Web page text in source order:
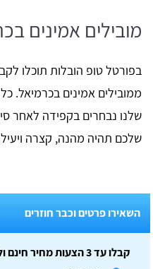
מובילים אמינים
ממובילים אמינים בכרמיאל.
שלנו נבחרים בקפידה לאחר
שלכם תהיה מהנה, קצרה
השאירו פרטים וכבר חוזרים
קבלו עד 3 הצעות מחיר חינם וללא התחייבות: